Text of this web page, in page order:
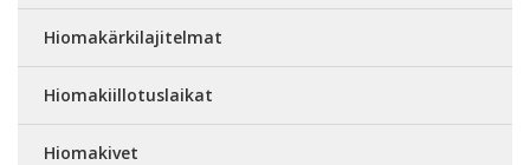
Hiomakärkilajitelmat
Hiomakiillotuslaikat
Hiomakivet